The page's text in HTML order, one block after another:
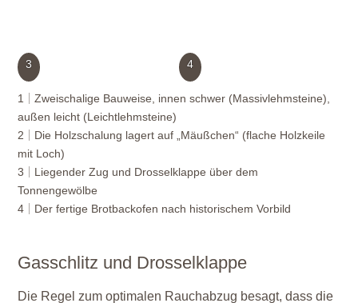
3 4
1
Zweischalige Bauweise, innen schwer (Massivlehmsteine),
außen leicht (Leichtlehmsteine)
2
Die Holzschalung lagert auf „Mäußchen“ (flache Holzkeile
mit Loch)
3
Liegender Zug und Drosselklappe über dem
Tonnengewölbe
4
Der fertige Brotbackofen nach historischem Vorbild
Gasschlitz und Drosselklappe
Die Regel zum optimalen Rauchabzug besagt, dass die